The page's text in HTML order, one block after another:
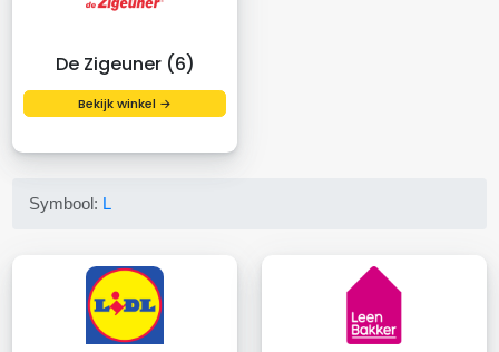
De Zigeuner (6)
Bekijk winkel →
Symbool: L